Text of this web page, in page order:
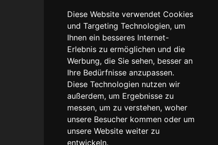
Diese Website verwendet Cookies
und Targeting Technologien, um
Ihnen ein besseres Internet-
Erlebnis zu ermöglichen und die
Werbung, die Sie sehen, besser an
Ihre Bedürfnisse anzupassen.
Diese Technologien nutzen wir
außerdem, um Ergebnisse zu
messen, um zu verstehen, woher
unsere Besucher kommen oder um
unsere Website weiter zu
entwickeln.
Portfolio
Legal
Agb
Datenschutz
Impressum